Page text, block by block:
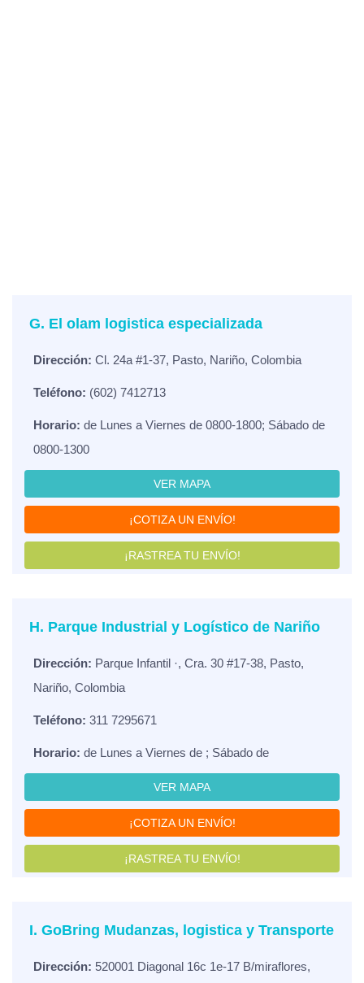
G. El olam logistica especializada
Dirección: Cl. 24a #1-37, Pasto, Nariño, Colombia
Teléfono: (602) 7412713
Horario: de Lunes a Viernes de 0800-1800; Sábado de
0800-1300
VER MAPA
¡COTIZA UN ENVÍO!
¡RASTREA TU ENVÍO!
H. Parque Industrial y Logístico de Nariño
Dirección: Parque Infantil ·, Cra. 30 #17-38, Pasto,
Nariño, Colombia
Teléfono: 311 7295671
Horario: de Lunes a Viernes de ; Sábado de
VER MAPA
¡COTIZA UN ENVÍO!
¡RASTREA TU ENVÍO!
I. GoBring Mudanzas, logistica y Transporte
Dirección: 520001 Diagonal 16c 1e-17 B/miraflores,